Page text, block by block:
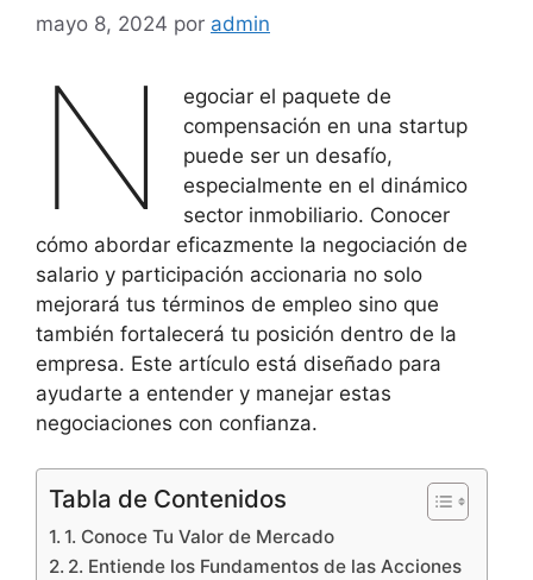
mayo 8, 2024 por admin
N
egociar el paquete de
compensación en una startup
puede ser un desafío,
especialmente en el dinámico
sector inmobiliario. Conocer
cómo abordar eficazmente la negociación de
salario y participación accionaria no solo
mejorará tus términos de empleo sino que
también fortalecerá tu posición dentro de la
empresa. Este artículo está diseñado para
ayudarte a entender y manejar estas
negociaciones con confianza.
Tabla de Contenidos
1. Conoce Tu Valor de Mercado
2. Entiende los Fundamentos de las Acciones